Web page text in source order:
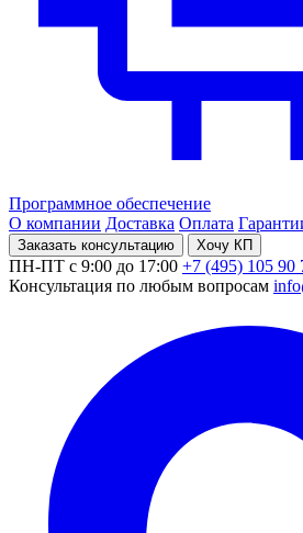
Программное обеспечение
О компании Доставка Оплата
Заказать консультацию Хочу КП
ПН-ПТ с 9:00 до 17:00 +7 (495) 105 90
Консультация по любым вопросам